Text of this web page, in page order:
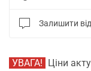
Залишити
УВАГА! Ціни